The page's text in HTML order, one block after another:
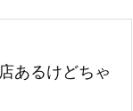
次へ
あるけどちゃ